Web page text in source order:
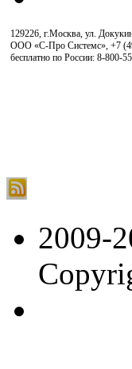
129226, г.Москва, ул.
ООО «С-Про Системс», +7
бесплатно по России: 8-800-
2009-